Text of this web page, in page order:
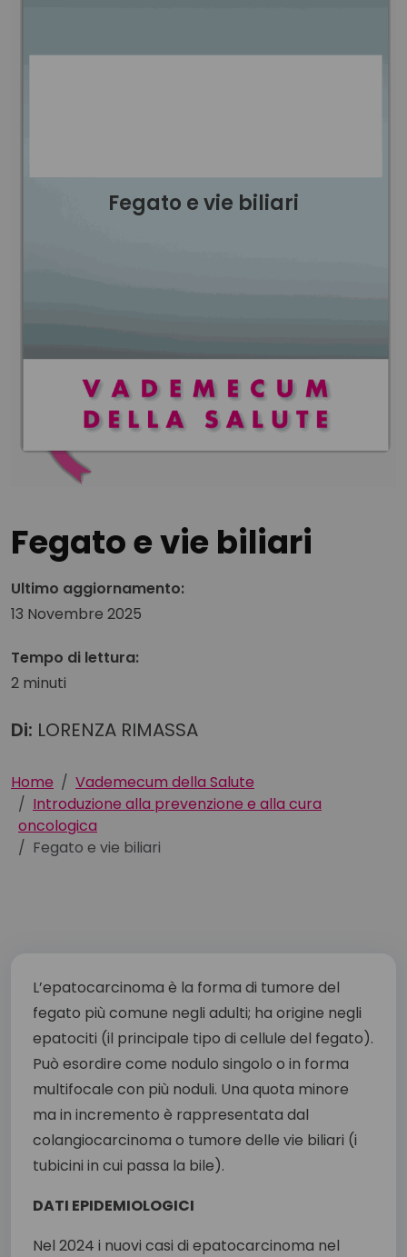
Fegato e vie biliari
Ultimo aggiornamento:
13 Novembre 2025
Tempo di lettura:
2 minuti
Di: LORENZA RIMASSA
Home
Vademecum della Salute
Introduzione alla prevenzione e alla cura
oncologica
Fegato e vie biliari
Fegato e vie biliari
L’epatocarcinoma è la forma di tumore del
fegato più comune negli adulti; ha origine negli
epatociti (il principale tipo di cellule del fegato).
Può esordire come nodulo singolo o in forma
multifocale con più noduli. Una quota minore
ma in incremento è rappresentata dal
colangiocarcinoma o tumore delle vie biliari (i
tubicini in cui passa la bile).
DATI EPIDEMIOLOGICI
Nel 2024 i nuovi casi di epatocarcinoma nel